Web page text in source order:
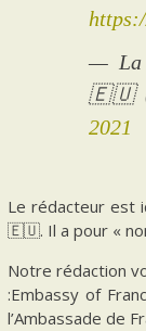
— La
🇪🇺
2021
Le rédacteur est
🇪🇺. Il a pour «
Notre rédaction
:Embassy of
l’Ambassade de